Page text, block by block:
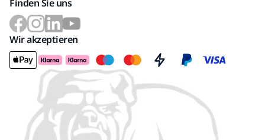
Finden Sie uns
Wir akzeptieren